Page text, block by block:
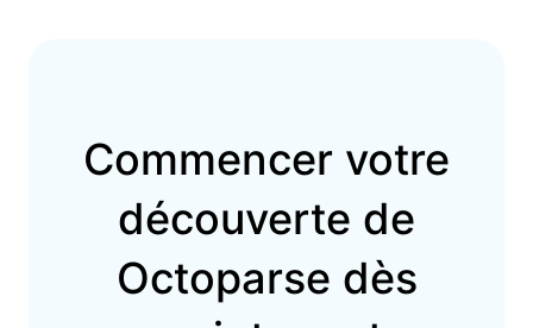
Commencer votre
découverte de
Octoparse dès